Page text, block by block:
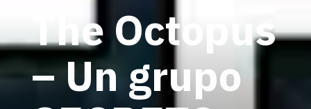
The Octopus
– Un grupo